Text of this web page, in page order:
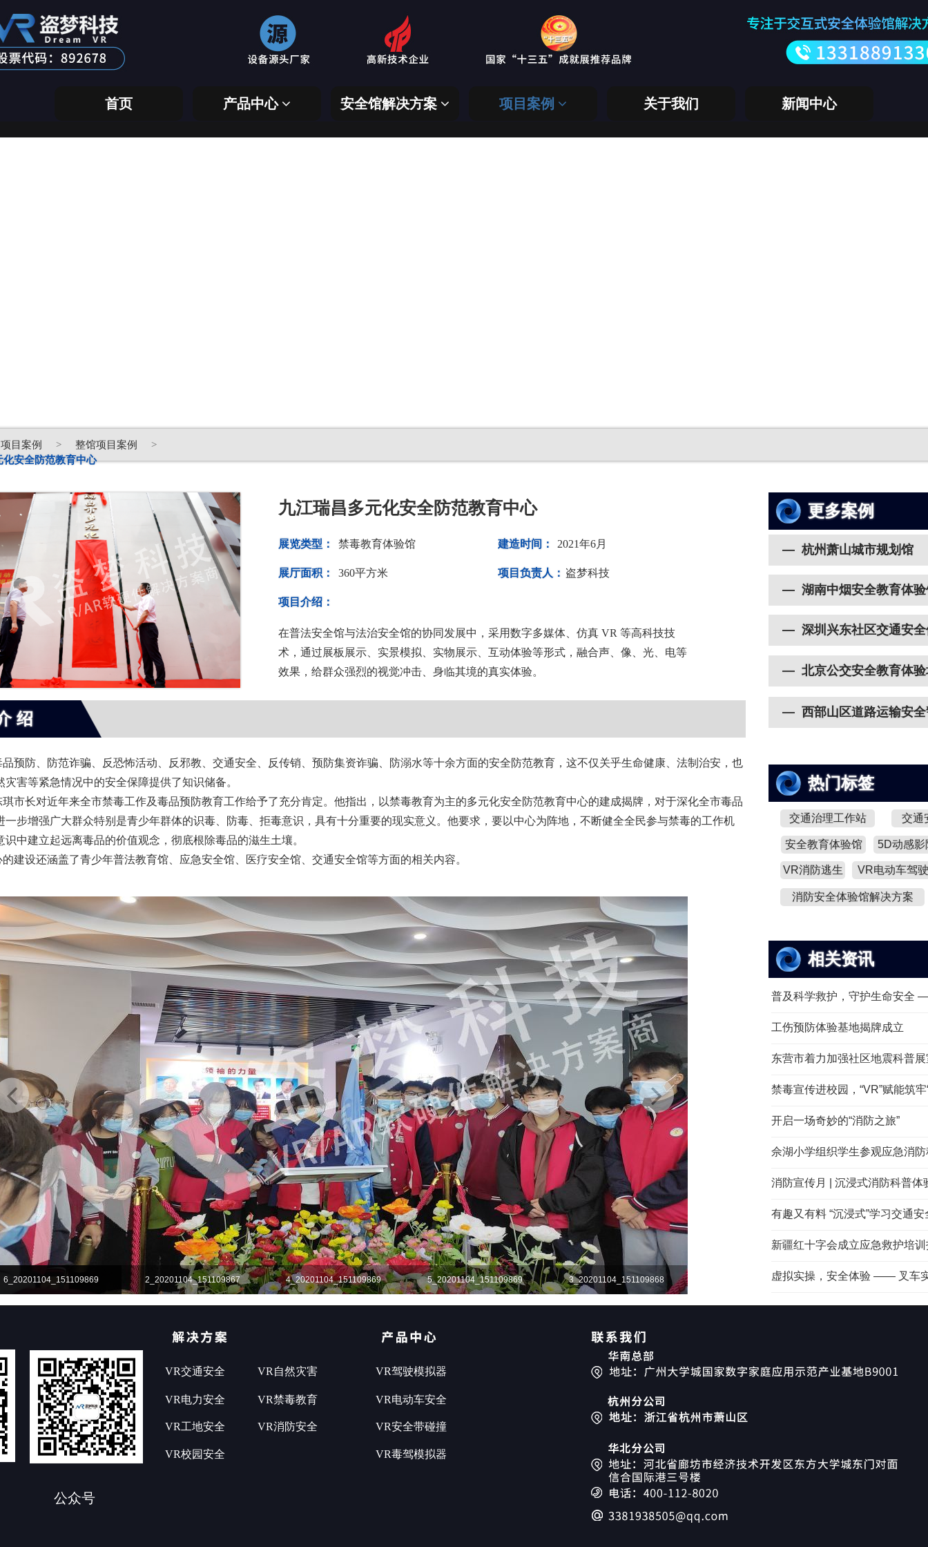
首页 产品中心 安全馆解决方案 项目案例 关于我们 新闻中心
项目案例 > 整馆项目案例
>
化安全防范教育中心
6_20201104_151109869 2_20201104_151109867 4_20201104_151109869 5_20201104_151109869 3_20201104_151109868
在普法安全馆与法治安全馆的协同发展中，采用数字多媒体、仿真 VR 等高科技技
术，通过展板展示、实景模拟、实物展示、互动体验等形式，融合声、像、光、电等
效果，给群众强烈的视觉冲击、身临其境的真实体验。
九江瑞昌多元化安全防范教育中心
展览类型： 禁毒教育体验馆 建造时间： 2021年6月
展厅面积： 360平方米 项目负责人： 盗梦科技
项目介绍：
绍
防、防范诈骗、反恐怖活动、反邪教、交通安全、反传销、预防集资诈骗、防溺水等十余方面的安全防范教育，这不仅关乎生命健康、法制治安，也
灾害等紧急情况中的安全保障提供了知识储备。
长对近年来全市禁毒工作及毒品预防教育工作给予了充分肯定。他指出，以禁毒教育为主的多元化安全防范教育中心的建成揭牌，对于深化全市毒品
一步增强广大群众特别是青少年群体的识毒、防毒、拒毒意识，具有十分重要的现实意义。他要求，要以中心为阵地，不断健全全民参与禁毒的工作机
识中建立起远离毒品的价值观念，彻底根除毒品的滋生土壤。
设还涵盖了青少年普法教育馆、应急安全馆、医疗安全馆、交通安全馆等方面的相关内容。
更多案例
— 杭州萧山城市规划馆
— 湖南中烟安全教育体验
— 深圳兴东社区交通安全
— 北京公交安全教育体验
— 西部山区道路运输安全
热门标签
交通治理工作站
安全教育体验馆
交通
消防安全体验馆解决方案
VR消防逃生 VR电动车驾
5D动感影
相关资讯
普及科学救护，守护生命安全
工伤预防体验基地揭牌成立
东营市着力加强社区地震科普
禁毒宣传进校园，“VR”赋能筑牢
开启一场奇妙的“消防之旅”
佘湖小学组织学生参观应急消
消防宣传月 | 沉浸式消防科普体
有趣又有料 “沉浸式”学习交通安
新疆红十字会成立应急救护培
虚拟实操，安全体验 —— 叉车
公众号
VR交通安全
VR电力安全
VR工地安全
VR校园安全
VR自然灾害
VR禁毒教育
VR消防安全
VR驾驶模拟器
VR电动车安全
VR安全带碰撞
VR毒驾模拟器